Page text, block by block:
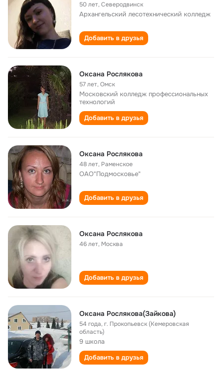
50 лет,Северодвинск
Архангельский лесотехнический колледж
Добавить в друзья
Оксана Рослякова
57 лет,Омск
Московский колледж профессиональных
технологий
Добавить в друзья
Оксана Рослякова
48 лет, Раменское
ОАО"Подмосковье"
Добавить в друзья
Оксана Рослякова
46 лет, Москва
Добавить в друзья
Оксана Рослякова(Зайкова)
54 года,г. Прокопьевск (Кемеровская
область)
9 школа
Добавить в друзья